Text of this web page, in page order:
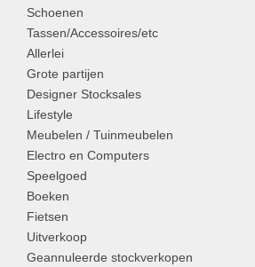
Schoenen
Tassen/Accessoires/etc
Allerlei
Grote partijen
Designer Stocksales
Lifestyle
Meubelen / Tuinmeubelen
Electro en Computers
Speelgoed
Boeken
Fietsen
Uitverkoop
Geannuleerde stockverkopen